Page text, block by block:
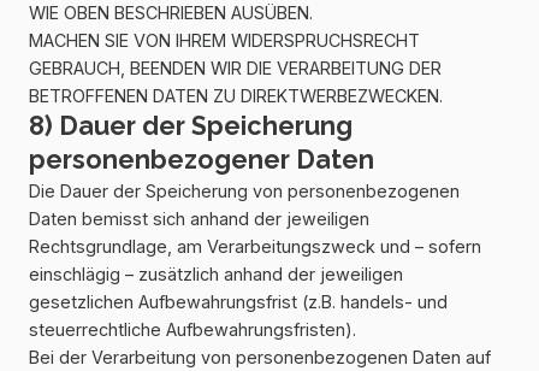
WIE OBEN BESCHRIEBEN AUSÜBEN.
MACHEN SIE VON IHREM WIDERSPRUCHSRECHT
GEBRAUCH, BEENDEN WIR DIE VERARBEITUNG DER
BETROFFENEN DATEN ZU DIREKTWERBEZWECKEN.
8) Dauer der Speicherung
personenbezogener Daten
Die Dauer der Speicherung von personenbezogenen
Daten bemisst sich anhand der jeweiligen
Rechtsgrundlage, am Verarbeitungszweck und – sofern
einschlägig – zusätzlich anhand der jeweiligen
gesetzlichen Aufbewahrungsfrist (z.B. handels- und
steuerrechtliche Aufbewahrungsfristen).
Bei der Verarbeitung von personenbezogenen Daten auf